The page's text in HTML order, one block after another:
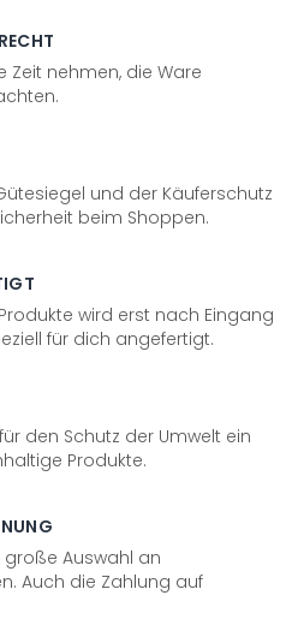
Zeit nehmen, die Ware
und der Käuferschutz
beim Shoppen.
wird erst nach Eingang
für dich angefertigt.
den Schutz der Umwelt ein
Produkte.
Auswahl an
Auch die Zahlung auf